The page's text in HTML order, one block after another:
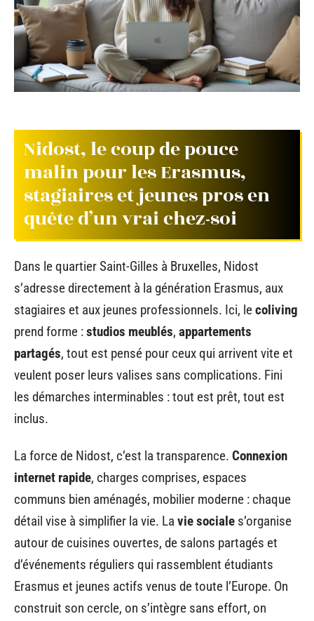
Nidost, le coup de pouce
malin pour les Erasmus,
stagiaires et jeunes pros en
quête d’un vrai chez-soi
Dans le quartier Saint-Gilles à Bruxelles, Nidost
s’adresse directement à la génération Erasmus, aux
stagiaires et aux jeunes professionnels. Ici, lecoliving
prend forme :studios meublés, appartements
partagés, tout est pensé pour ceux qui arrivent vite et
veulent poser leurs valises sans complications. Fini
les démarches interminables : tout est prêt, tout est
inclus.
La force de Nidost, c’est la transparence. Connexion
internet rapide, charges comprises, espaces
communs bien aménagés, mobilier moderne : chaque
détail vise à simplifier la vie. La vie sociale s’organise
autour de cuisines ouvertes, de salons partagés et
d’événements réguliers qui rassemblent étudiants
Erasmus et jeunes actifs venus de toute l’Europe. On
construit son cercle, on s’intègre sans effort, on